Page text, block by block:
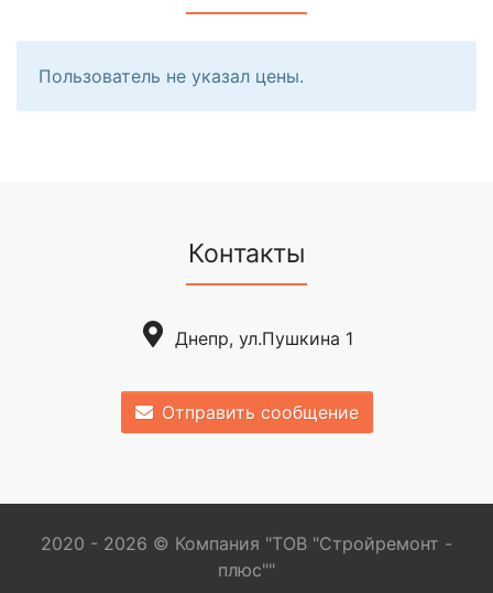
Пользователь не указал цены.
Контакты
Днепр, ул.Пушкина 1
Отправить сообщение
2020 - 2026 © Компания "ТОВ "Стройремонт -
плюс""